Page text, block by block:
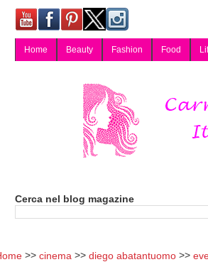
Home Beauty Fashion Food
Cerca nel blog magazine
cinema diego abatantuomo